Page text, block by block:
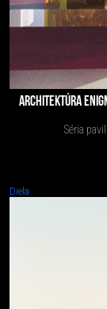
ARCHITEKTÚRA
Séria
Diela